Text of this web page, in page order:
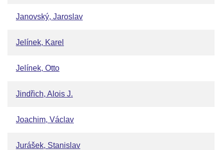
Janovský, Jaroslav
Jelínek, Karel
Jelínek, Otto
Jindřich, Alois J.
Joachim, Václav
Jurášek, Stanislav